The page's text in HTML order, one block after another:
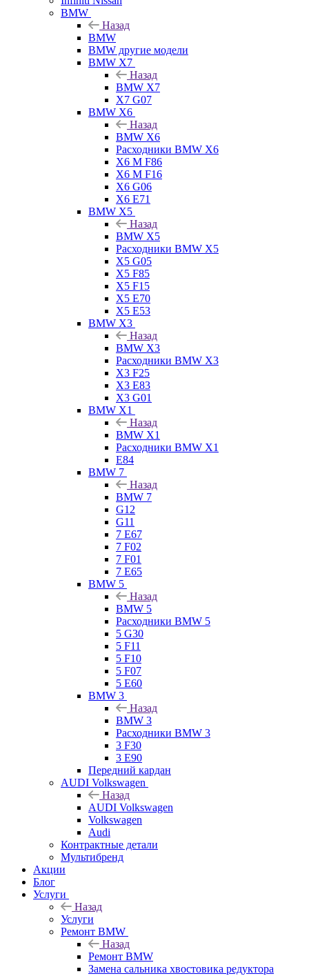
BMW
Назад
BMW
BMW другие модели
BMW X7
Назад
BMW X7
X7 G07
BMW X6
Назад
BMW X6
Расходники BMW X6
X6 M F86
X6 M F16
X6 G06
X6 E71
BMW X5
Назад
BMW X5
Расходники BMW X5
X5 G05
X5 F85
X5 F15
X5 E70
X5 E53
BMW X3
Назад
BMW X3
Расходники BMW X3
X3 F25
X3 E83
X3 G01
BMW X1
Назад
BMW X1
Расходники BMW X1
E84
BMW 7
Назад
BMW 7
G12
G11
7 Е67
7 F02
7 F01
7 E65
BMW 5
Назад
BMW 5
Расходники BMW 5
5 G30
5 F11
5 F10
5 F07
5 E60
BMW 3
Назад
BMW 3
Расходники BMW 3
3 F30
3 E90
Передний кардан
AUDI Volkswagen
Назад
AUDI Volkswagen
Volkswagen
Audi
Контрактные детали
Мультибренд
Акции
Блог
Услуги
Назад
Услуги
Ремонт BMW
Назад
Ремонт BMW
Замена сальника хвостовика редуктора